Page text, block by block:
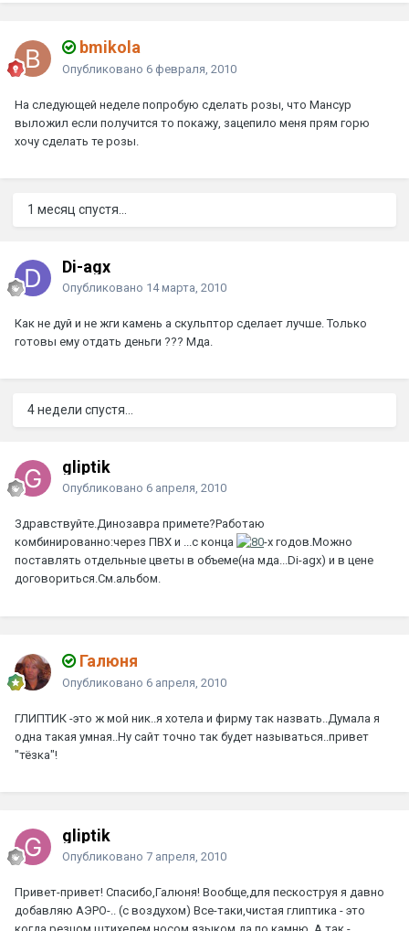
bmikola
Опубликовано 6 февраля, 2010
На следующей неделе попробую сделать розы, что Мансур
выложил если получится то покажу, зацепило меня прям горю
хочу сделать те розы.
1 месяц спустя...
Di-agx
Опубликовано 14 марта, 2010
Как не дуй и не жги камень а скульптор сделает лучше. Только
готовы ему отдать деньги ??? Мда.
4 недели спустя...
gliptik
Опубликовано 6 апреля, 2010
Здравствуйте.Динозавра примете?Работаю
комбинированно:через ПВХ и ...с конца
-х годов.Можно
поставлять отдельные цветы в объеме(на мда...Di-agx) и в цене
договориться.См.альбом.
Галюня
Опубликовано 6 апреля, 2010
ГЛИПТИК -это ж мой ник..я хотела и фирму так назвать..Думала я
одна такая умная..Ну сайт точно так будет называться..привет
"тёзка"!
gliptik
Опубликовано 7 апреля, 2010
Привет-привет! Спасибо,Галюня! Вообще,для пескоструя я давно
добавляю АЭРО-.. (с воздухом) Все-таки,чистая глиптика - это